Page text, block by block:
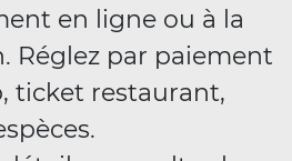
en ligne ou à la
Réglez par paiement
ticket restaurant,